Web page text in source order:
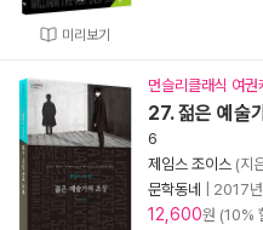
미리보기
먼슬리클래식 여권
27. 젊은 예술
6
제임스 조이스 (지
문학동네
2017
12,600원 (10%